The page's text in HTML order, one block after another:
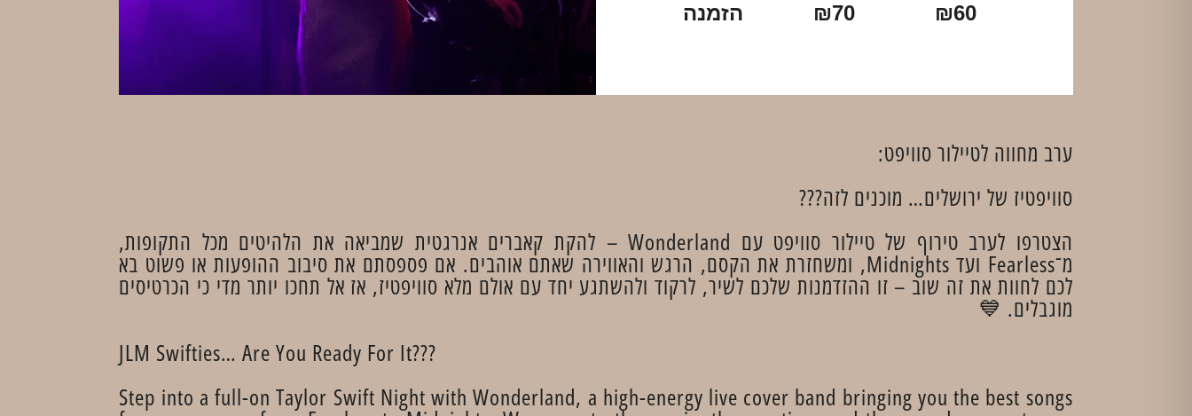
₪60
₪70 הזמנה
ערב מחווה לטיילור סוויפט:
סוויפטיז של ירושלים… מוכנים לזה???
הצטרפו לערב טירוף של טיילור סוויפט עם Wonderland – להקת קאברים אנרגטית שמביאה את הלהיטים מכל התקופות,
מ־Fearless ועד Midnights, ומשחזרת את הקסם, הרגש והאווירה שאתם אוהבים. אם פספסתם את סיבוב ההופעות או פשוט בא
לכם לחוות את זה שוב – זו ההזדמנות שלכם לשיר, לרקוד ולהשתגע יחד עם אולם מלא סוויפטיז, אז אל תחכו יותר מדי כי הכרטיסים
מוגבלים. 💙
JLM Swifties… Are You Ready For It???
Step into a full-on Taylor Swift Night with Wonderland, a high-energy live cover band bringing you the best songs